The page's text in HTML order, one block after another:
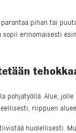
pihan tai
sopii erinomaisesti
pohjatyöllä. Alue,
riippuen
huolellisesti.